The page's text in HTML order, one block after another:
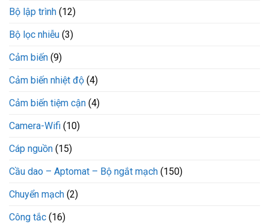
Bộ lập trình (12)
Bộ lọc nhiễu (3)
Cảm biến (9)
Cảm biến nhiệt độ (4)
Cảm biến tiệm cận (4)
Camera-Wifi (10)
Cáp nguồn (15)
Cầu dao – Aptomat – Bộ ngắt mạch (150)
Chuyển mạch (2)
Công tắc (16)